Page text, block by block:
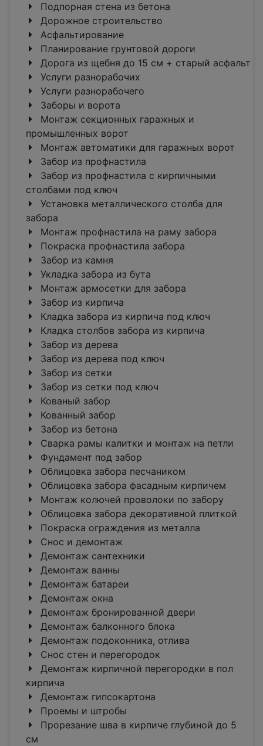
Подпорная стена из бетона
Дорожное строительство
Асфальтирование
Планирование грунтовой дороги
Дорога из щебня до 15 см + старый асфальт
Услуги разнорабочих
Услуги разнорабочего
Заборы и ворота
Монтаж секционных гаражных и
промышленных ворот
Монтаж автоматики для гаражных ворот
Забор из профнастила
Забор из профнастила с кирпичными
столбами под ключ
Установка металлического столба для
забора
Монтаж профнастила на раму забора
Покраска профнастила забора
Забор из камня
Укладка забора из бута
Монтаж армосетки для забора
Забор из кирпича
Кладка забора из кирпича под ключ
Кладка столбов забора из кирпича
Забор из дерева
Забор из дерева под ключ
Забор из сетки
Забор из сетки под ключ
Кованый забор
Кованный забор
Забор из бетона
Сварка рамы калитки и монтаж на петли
Фундамент под забор
Облицовка забора песчаником
Облицовка забора фасадным кирпичем
Монтаж колючей проволоки по забору
Облицовка забора декоративной плиткой
Покраска ограждения из металла
Снос и демонтаж
Демонтаж сантехники
Демонтаж ванны
Демонтаж батареи
Демонтаж окна
Демонтаж бронированной двери
Демонтаж балконного блока
Демонтаж подоконника, отлива
Снос стен и перегородок
Демонтаж кирпичной перегородки в пол
кирпича
Демонтаж гипсокартона
Проемы и штробы
Прорезание шва в кирпиче глубиной до 5
см